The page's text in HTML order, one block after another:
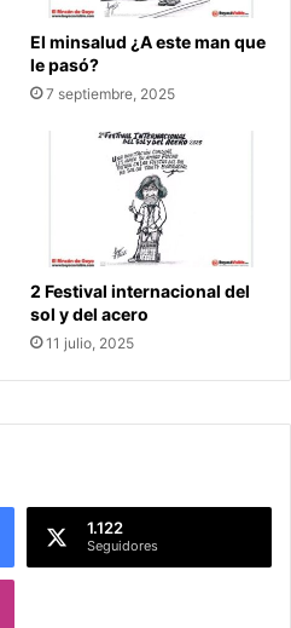
El minsalud ¿A este man que
le pasó?
7 septiembre, 2025
2 Festival internacional del
sol y del acero
11 julio, 2025
1.122
Seguidores